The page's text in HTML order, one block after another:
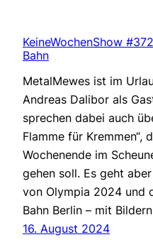
KeineWochenShow
Bahn
MetalMewes ist im
Andreas Dalibor als
sprechen dabei auch
Flamme für Kremmen“,
Wochenende im
gehen soll. Es geht
von Olympia 2024 und
Bahn Berlin – mit
16. August 2024